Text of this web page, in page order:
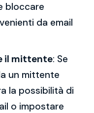
bloccare
da email
il mittente: Se
un mittente
la possibilità di
o impostare